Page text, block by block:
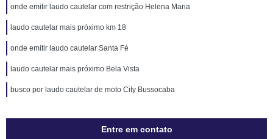
onde emitir laudo cautelar com restrição Helena Maria
laudo cautelar mais próximo km 18
onde emitir laudo cautelar Santa Fé
laudo cautelar mais próximo Bela Vista
busco por laudo cautelar de moto City Bussocaba
Entre em contato